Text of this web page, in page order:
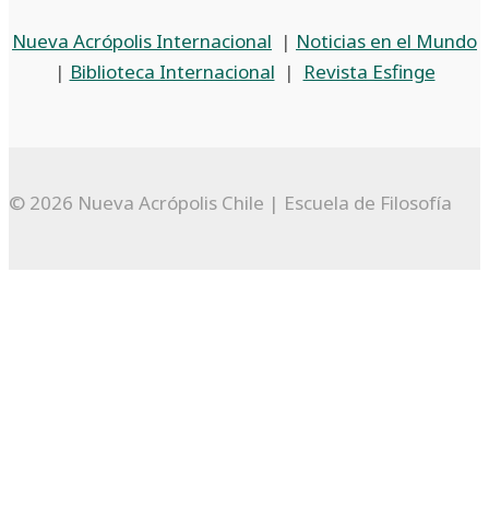
Nueva Acrópolis Internacional | Noticias en el Mundo
| Biblioteca Internacional | Revista Esfinge
© 2026 Nueva Acrópolis Chile | Escuela de Filosofía